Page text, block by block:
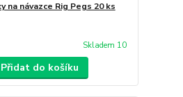
na návazce Rig Pegs 20 ks
Skladem 10
Přidat do košíku